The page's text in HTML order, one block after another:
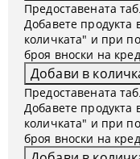
Предоставената
Добавете продукта
количката" и при
броя вноски на
Предоставената
Добавете продукта
количката" и при
броя вноски на